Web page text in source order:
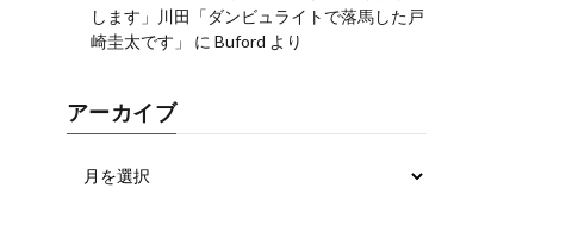
します」川田「ダンビュライトで落馬した戸
崎圭太です」
に Buford より
アーカイブ